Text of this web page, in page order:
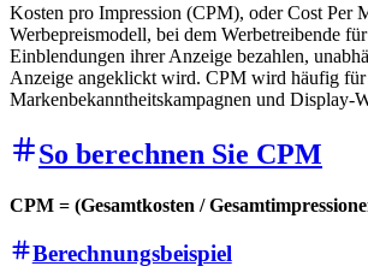
Kosten pro Impression (CPM), oder Cost Per
Werbepreismodell, bei dem Werbetreibende
Einblendungen ihrer Anzeige bezahlen,
Anzeige angeklickt wird. CPM wird häufig für
Markenbekanntheitskampagnen und Display-
So berechnen Sie CPM
CPM = (Gesamtkosten /
Berechnungsbeispiel